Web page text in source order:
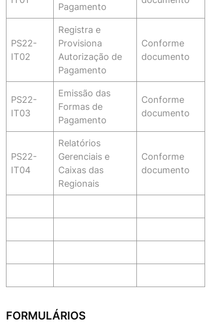
Pagamento
PS22-
IT02
Registra e
Provisiona
Autorização de
Pagamento
Conforme
documento
PS22-
IT03
Emissão das
Formas de
Pagamento
Conforme
documento
PS22-
IT04
Relatórios
Gerenciais e
Caixas das
Regionais
Conforme
documento
FORMULÁRIOS